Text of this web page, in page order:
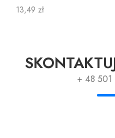
Cena
13,49 zł
+ 48